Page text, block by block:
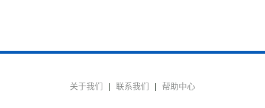
关于我们 | 联系我们 | 帮助中心